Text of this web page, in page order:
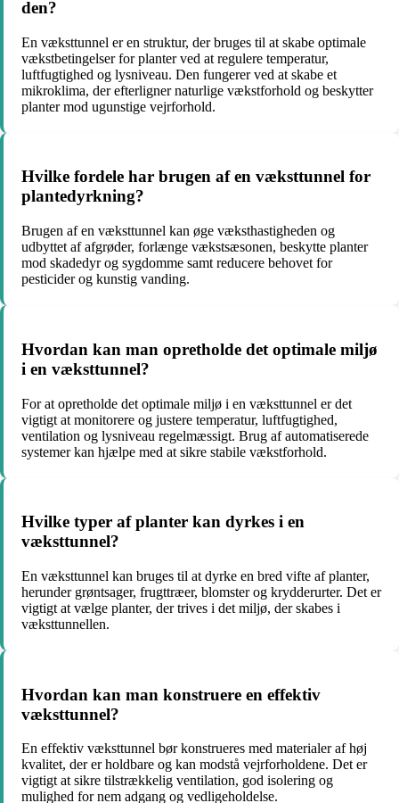
den?
En væksttunnel er en struktur, der bruges til at skabe optimale
vækstbetingelser for planter ved at regulere temperatur,
luftfugtighed og lysniveau. Den fungerer ved at skabe et
mikroklima, der efterligner naturlige vækstforhold og beskytter
planter mod ugunstige vejrforhold.
Hvilke fordele har brugen af en væksttunnel for
plantedyrkning?
Brugen af en væksttunnel kan øge væksthastigheden og
udbyttet af afgrøder, forlænge vækstsæsonen, beskytte planter
mod skadedyr og sygdomme samt reducere behovet for
pesticider og kunstig vanding.
Hvordan kan man opretholde det optimale miljø
i en væksttunnel?
For at opretholde det optimale miljø i en væksttunnel er det
vigtigt at monitorere og justere temperatur, luftfugtighed,
ventilation og lysniveau regelmæssigt. Brug af automatiserede
systemer kan hjælpe med at sikre stabile vækstforhold.
Hvilke typer af planter kan dyrkes i en
væksttunnel?
En væksttunnel kan bruges til at dyrke en bred vifte af planter,
herunder grøntsager, frugttræer, blomster og krydderurter. Det er
vigtigt at vælge planter, der trives i det miljø, der skabes i
væksttunnellen.
Hvordan kan man konstruere en effektiv
væksttunnel?
En effektiv væksttunnel bør konstrueres med materialer af høj
kvalitet, der er holdbare og kan modstå vejrforholdene. Det er
vigtigt at sikre tilstrækkelig ventilation, god isolering og
mulighed for nem adgang og vedligeholdelse.